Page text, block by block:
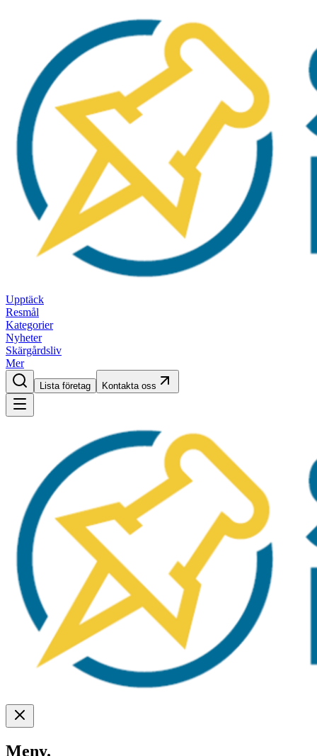
Upptäck
Resmål
Kategorier
Nyheter
Skärgårdsliv
Mer
Lista företag Kontakta oss
Meny.